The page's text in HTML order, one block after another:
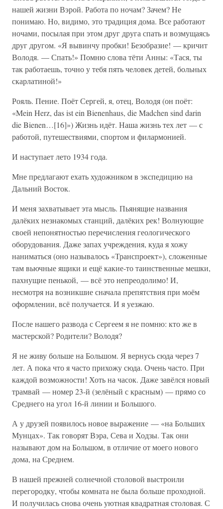
нашей жизни Вэрой. Работа по ночам? Зачем? Не
понимаю. Но, видимо, это традиция дома. Все работают
ночами, посылая при этом друг друга спать и возмущаясь
друг другом. «Я вывинчу пробки! Безобразие! — кричит
Володя. — Спать!» Помню слова тёти Анны: «Тася, ты
так работаешь, точно у тебя пять человек детей, больных
скарлатиной!»
Рояль. Пение. Поёт Сергей, я, отец, Володя (он поёт:
«Mein Herz, das ist ein Bienenhaus, die Madchen sind darin
die Bienen…[16]») Жизнь идёт. Наша жизнь тех лет — с
работой, путешествиями, спортом и филармонией.
И наступает лето 1934 года.
Мне предлагают ехать художником в экспедицию на
Дальний Восток.
И меня захватывает эта мысль. Пьянящие названия
далёких незнакомых станций, далёких рек! Волнующие
своей непонятностью перечисления геологического
оборудования. Даже запах учреждения, куда я хожу
наниматься (оно называлось «Транспроект»), сложенные
там вьючные ящики и ещё какие-то таинственные мешки,
пахнущие пенькой, — всё это непреодолимо! И,
несмотря на возникшие сначала препятствия при моём
оформлении, всё получается. И я уезжаю.
После нашего развода с Сергеем я не помню: кто же в
мастерской? Родители? Володя?
Я не живу больше на Большом. Я вернусь сюда через 7
лет. А пока что я часто прихожу сюда. Очень часто. При
каждой возможности! Хоть на часок. Даже завёлся новый
трамвай — номер 23-й (зелёный с красным) — прямо со
Среднего на угол 16-й линии и Большого.
А у друзей появилось новое выражение — «на Больших
Мунцах». Так говорят Вэра, Сева и Ходзы. Так они
называют дом на Большом, в отличие от моего нового
дома, на Среднем.
В нашей прежней солнечной столовой выстроили
перегородку, чтобы комната не была больше проходной.
И получилась снова очень уютная квадратная столовая. С